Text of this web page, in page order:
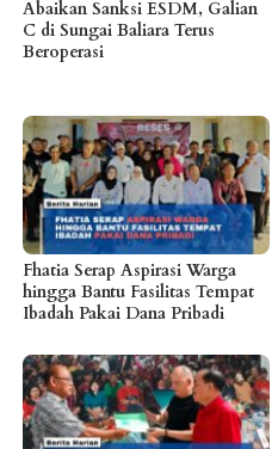
Abaikan Sanksi ESDM, Galian
C di Sungai Baliara Terus
Beroperasi
Fhatia Serap Aspirasi Warga
hingga Bantu Fasilitas Tempat
Ibadah Pakai Dana Pribadi